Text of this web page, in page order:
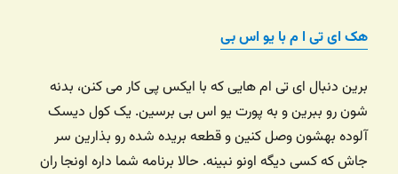
هک ای تی ا م با یو اس بی
برین دنبال ای تی ام هایی که با ایکس پی کار می کنن، بدنه
شون رو ببرین و به پورت یو اس بی برسین. یک کول دیسک
آلوده بهشون وصل کنین و قطعه بریده شده رو بذارین سر
جاش که کسی دیگه اونو نبینه. حالا برنامه شما داره اونجا ران